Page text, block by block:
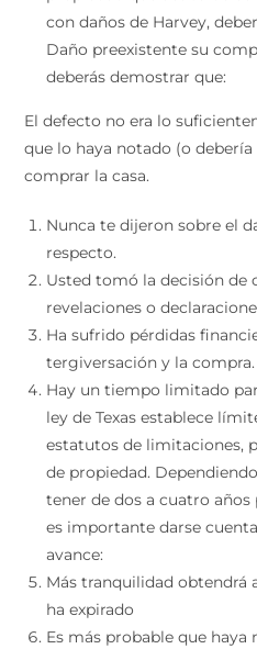
con daños de Harvey,
Daño preexistente su
deberás demostrar que:
El defecto no era lo
que lo haya notado (o
comprar la casa.
Nunca te dijeron sobre el
respecto.
Usted tomó la decisión de
revelaciones o
Ha sufrido pérdidas
tergiversación y la compra.
Hay un tiempo limitado
ley de Texas establece
estatutos de limitaciones,
de propiedad.
tener de dos a cuatro años
es importante darse
avance:
Más tranquilidad obtendrá
ha expirado
Es más probable que haya